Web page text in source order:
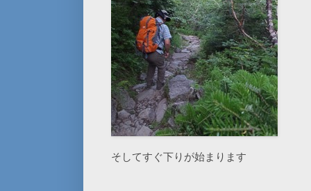
そしてすぐ下りが始まります